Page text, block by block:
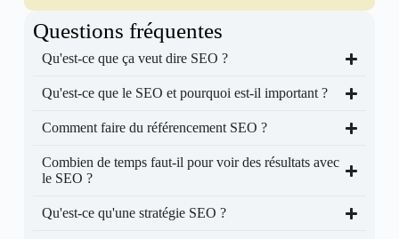
Questions fréquentes
Qu'est-ce que ça veut dire SEO ?
Qu'est-ce que le SEO et pourquoi est-il important ?
Comment faire du référencement SEO ?
Combien de temps faut-il pour voir des résultats avec
le SEO ?
Qu'est-ce qu'une stratégie SEO ?